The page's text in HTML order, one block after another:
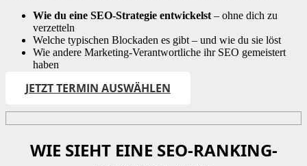
Wie du eine SEO-Strategie entwickelst – ohne dich zu
verzetteln
Welche typischen Blockaden es gibt – und wie du sie löst
Wie andere Marketing-Verantwortliche ihr SEO gemeistert
haben
JETZT TERMIN AUSWÄHLEN
WIE SIEHT EINE SEO-RANKING-